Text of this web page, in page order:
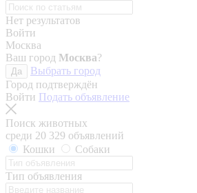
Нет результатов
Войти
Москва
Ваш город Москва?
Да
Выбрать город
Город подтверждён
Войти Подать объявление
Поиск животных
среди 20 329 объявлений
Кошки
Собаки
Тип объявления